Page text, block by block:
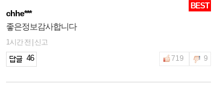
BEST
chhe***
좋은정보감사합니다
1시간 전 | 신고
46 719 9